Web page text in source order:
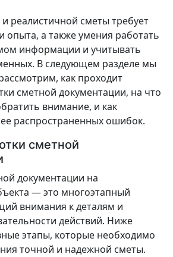
реалистичной сметы требует
опыта, а также умения работать
информации и учитывать
В следующем разделе мы
как проходит
сметной документации, на что
внимание, и как
распространенных ошибок.
сметной
документации на
— это многоэтапный
внимания к деталям и
действий. Ниже
этапы, которые необходимо
точной и надежной сметы.